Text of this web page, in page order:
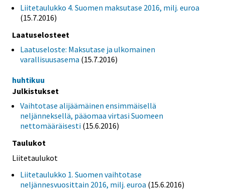
Liitetaulukko 4. Suomen maksutase 2016, milj. euroa
(15.7.2016)
Laatuselosteet
Laatuseloste: Maksutase ja ulkomainen
varallisuusasema (15.7.2016)
huhtikuu
Julkistukset
Vaihtotase alijäämäinen ensimmäisellä
neljänneksellä, pääomaa virtasi Suomeen
nettomääräisesti (15.6.2016)
Taulukot
Liitetaulukot
Liitetaulukko 1. Suomen vaihtotase
neljännesvuosittain 2016, milj. euroa (15.6.2016)